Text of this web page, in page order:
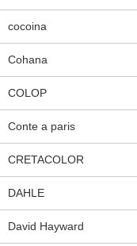
cocoina
Cohana
COLOP
Conte a paris
CRETACOLOR
DAHLE
David Hayward